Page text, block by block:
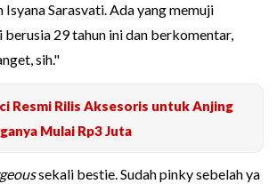
Sarasvati. Ada yang memuji
berusia 29 tahun ini dan berkomentar,
sih."
Resmi Rilis Aksesoris untuk Anjing
Mulai Rp3 Juta
sekali bestie. Sudah pinky sebelah ya